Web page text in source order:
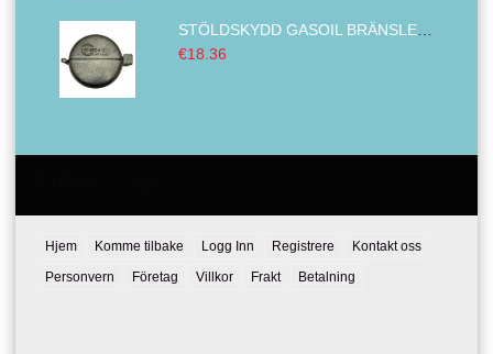
€18.36
Hjem Komme tilbake Logg Inn Registrere
Kontakt oss
Personvern
Företag Villkor Frakt Betalning